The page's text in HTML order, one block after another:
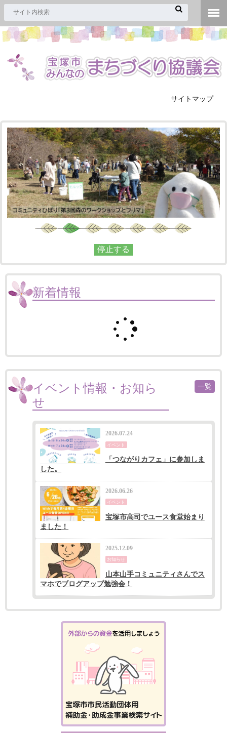
サイトマップ
停止する
新着情報
イベント情報・お知ら
せ
一覧
2026.07.24
イベント
「つながりカフェ」に参加しま
した。
2026.06.26
イベント
宝塚市高司でユース食堂始まり
ました！
2025.12.09
お知らせ
山本山手コミュニティさんでス
マホでブログアップ勉強会！